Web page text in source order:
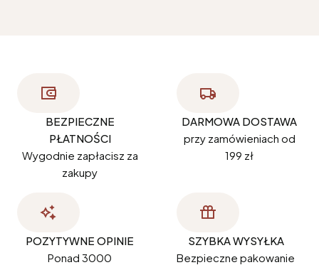
BEZPIECZNE
PŁATNOŚCI
Wygodnie zapłacisz za
zakupy
DARMOWA DOSTAWA
przy zamówieniach od
199 zł
POZYTYWNE OPINIE
Ponad 3000
SZYBKA WYSYŁKA
Bezpieczne pakowanie